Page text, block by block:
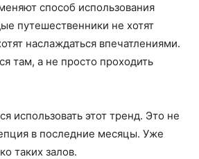
способ использования
путешественники не хотят
наслаждаться впечатлениями.
там, а не просто проходить
использовать этот тренд. Это не
в последние месяцы. Уже
таких залов.